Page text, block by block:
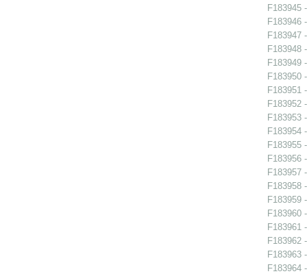
F183945
F183946
F183947
F183948
F183949
F183950
F183951
F183952
F183953
F183954
F183955
F183956
F183957
F183958
F183959
F183960
F183961
F183962
F183963
F183964